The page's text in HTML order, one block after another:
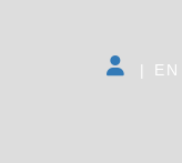
| EN